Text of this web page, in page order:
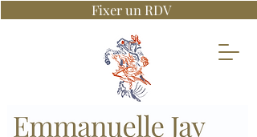
Fixer un RDV